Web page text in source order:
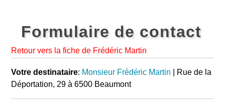
Formulaire de contact
Retour vers la fiche de Frédéric Martin
Votre destinataire: Monsieur Frédéric Martin | Rue de la
Déportation, 29 à 6500 Beaumont